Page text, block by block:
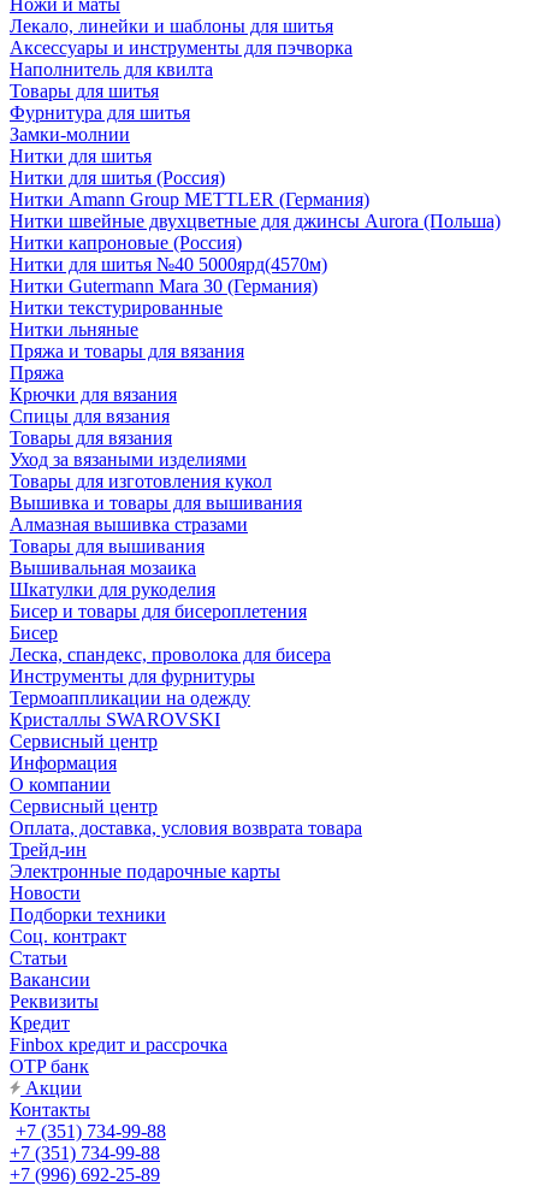
Ножи и маты
Лекало, линейки и шаблоны для шитья
Аксессуары и инструменты для пэчворка
Наполнитель для квилта
Товары для шитья
Фурнитура для шитья
Замки-молнии
Нитки для шитья
Нитки для шитья (Россия)
Нитки Amann Group METTLER (Германия)
Нитки швейные двухцветные для джинсы Aurora (Польша)
Нитки капроновые (Россия)
Нитки для шитья №40 5000ярд(4570м)
Нитки Gutermann Mara 30 (Германия)
Нитки текстурированные
Нитки льняные
Пряжа и товары для вязания
Пряжа
Крючки для вязания
Спицы для вязания
Товары для вязания
Уход за вязаными изделиями
Товары для изготовления кукол
Вышивка и товары для вышивания
Алмазная вышивка стразами
Товары для вышивания
Вышивальная мозаика
Шкатулки для рукоделия
Бисер и товары для бисероплетения
Бисер
Леска, спандекс, проволока для бисера
Инструменты для фурнитуры
Термоаппликации на одежду
Кристаллы SWAROVSKI
Сервисный центр
Информация
О компании
Сервисный центр
Оплата, доставка, условия возврата товара
Трейд-ин
Электронные подарочные карты
Новости
Подборки техники
Соц. контракт
Статьи
Вакансии
Реквизиты
Кредит
Finbox кредит и рассрочка
OTP банк
Акции
Контакты
+7 (351) 734-99-88
+7 (351) 734-99-88
+7 (996) 692-25-89